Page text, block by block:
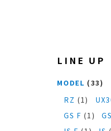
LINE UP
MODEL (33)
RZ (1)
GS F (1) GS